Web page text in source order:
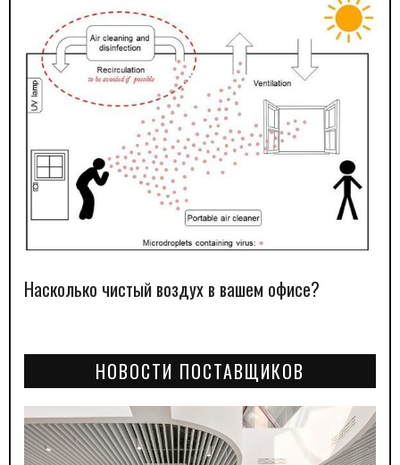
Насколько чистый воздух в вашем офисе?
НОВОСТИ ПОСТАВЩИКОВ